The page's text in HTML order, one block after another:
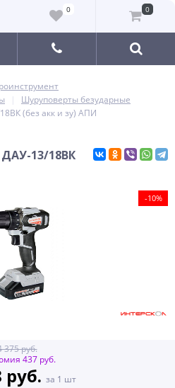
0 0
Шуруповерты безударные
(без акк и зу) АПИ
13/18ВК
-10%
375 руб.
437 руб.
руб. за 1 шт